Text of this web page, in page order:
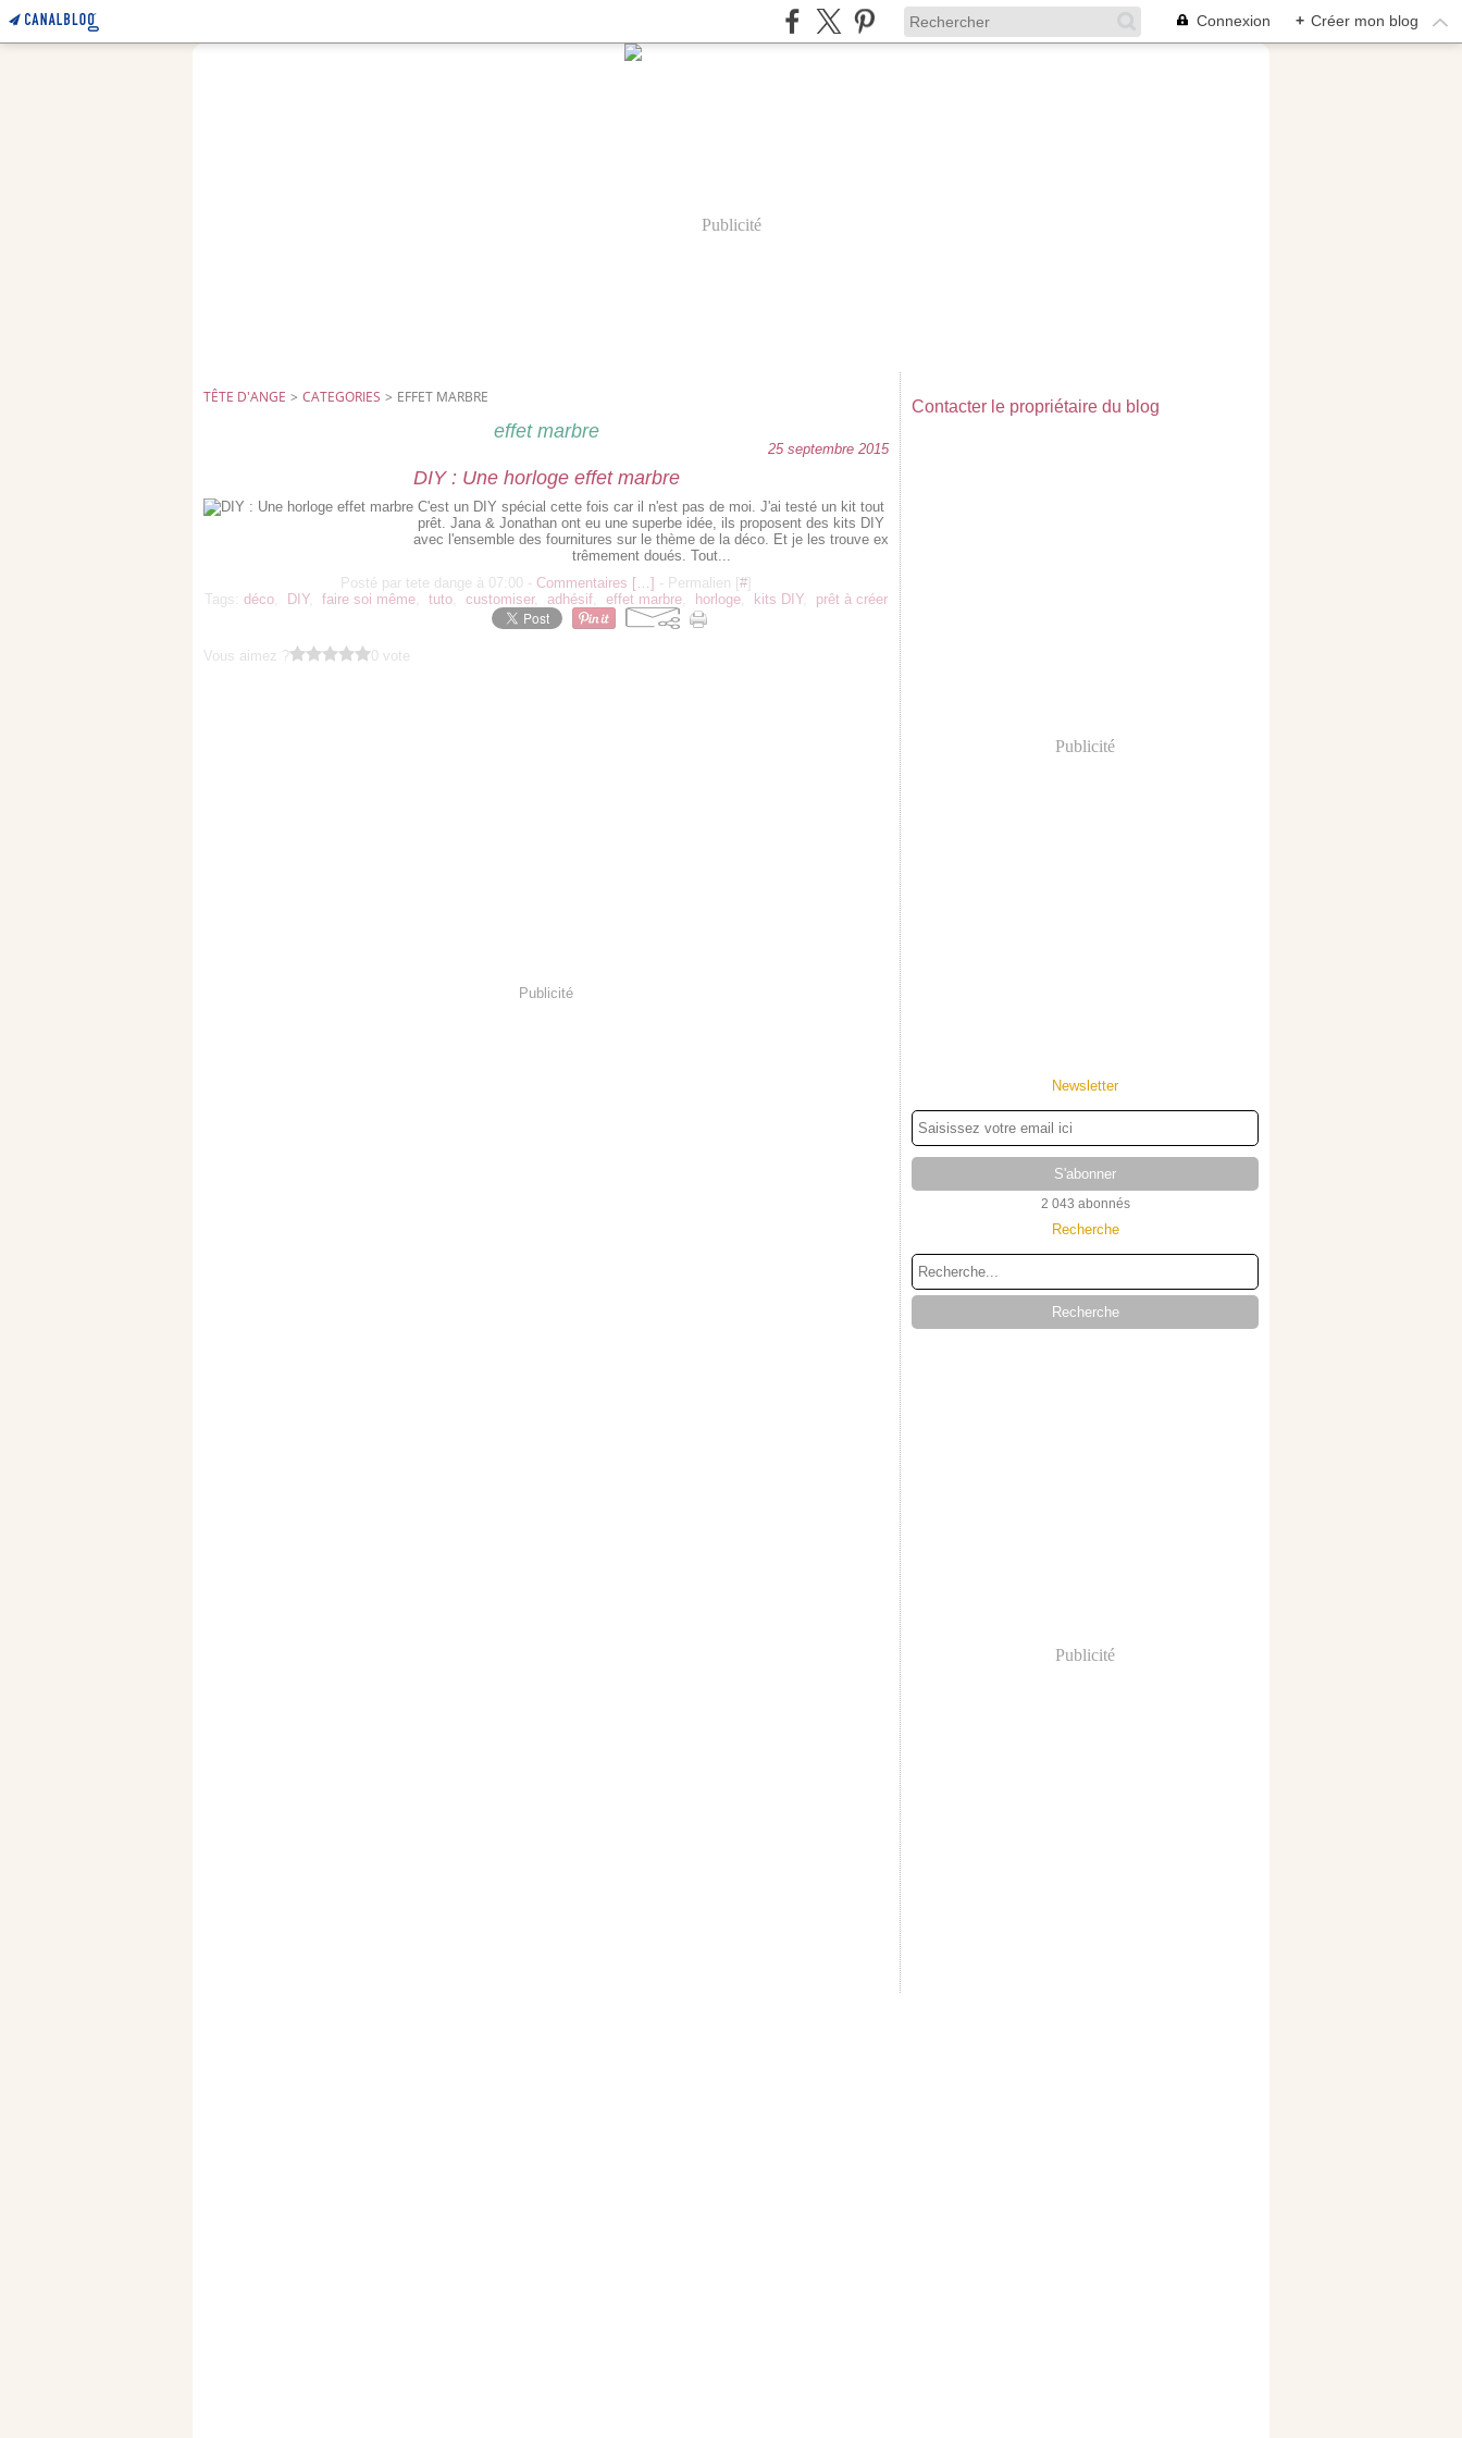
Connexion + Créer mon blog
Publicité
TÊTE D'ANGE > CATEGORIES > EFFET MARBRE
effet marbre
25 septembre 2015
DIY : Une horloge effet marbre
C'est un DIY spécial cette fois car il n'est pas de moi. J'ai testé un kit tout
prêt. Jana & Jonathan ont eu une superbe idée, ils proposent des kits DIY
avec l'ensemble des fournitures sur le thème de la déco. Et je les trouve ex
trêmement doués. Tout...
Posté par tete dange à 07:00 - Commentaires […] - Permalien [ #
Tags: déco, DIY, faire soi même, tuto, customiser, adhésif, effet marbre, horloge, kits DIY, prêt à créer
Vous aimez ? 0 vote
Publicité
Contacter le propriétaire du blog
Publicité
Newsletter
2 043 abonnés
Recherche
Publicité